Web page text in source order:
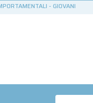
- GIOVANI